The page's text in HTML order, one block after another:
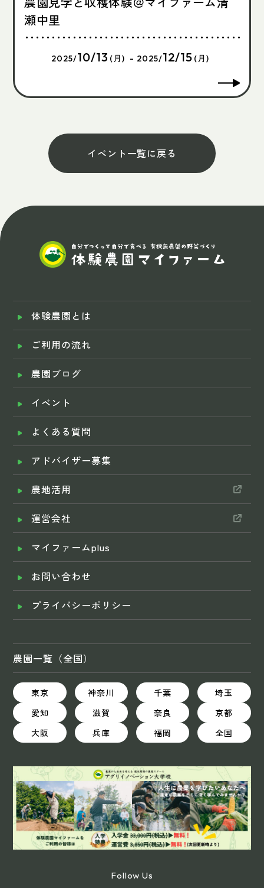
瀬中里
2025/10/13 (月) - 2025/12/15 (月)
イベント一覧に戻る
体験農園とは
ご利用の流れ
農園ブログ
イベント
よくある質問
アドバイザー募集
農地活用
運営会社
マイファームplus
お問い合わせ
プライバシーポリシー
農園一覧（全国）
東京 神奈川 千葉
埼玉
愛知
滋賀 奈良
京都
大阪
兵庫 福岡 全国
Follow Us